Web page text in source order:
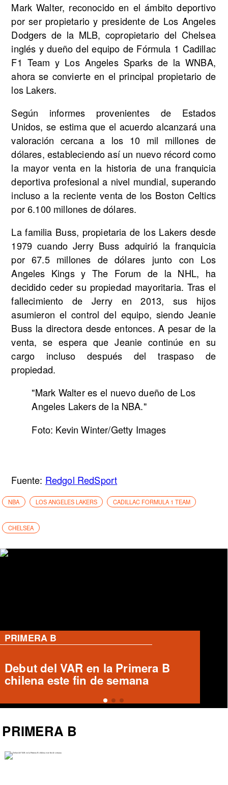
Mark Walter, reconocido en el ámbito deportivo
por ser propietario y presidente de Los Angeles
Dodgers de la MLB, copropietario del Chelsea
inglés y dueño del equipo de Fórmula 1 Cadillac
F1 Team y Los Angeles Sparks de la WNBA,
ahora se convierte en el principal propietario de
los Lakers.
Según informes provenientes de Estados
Unidos, se estima que el acuerdo alcanzará una
valoración cercana a los 10 mil millones de
dólares, estableciendo así un nuevo récord como
la mayor venta en la historia de una franquicia
deportiva profesional a nivel mundial, superando
incluso a la reciente venta de los Boston Celtics
por 6.100 millones de dólares.
La familia Buss, propietaria de los Lakers desde
1979 cuando Jerry Buss adquirió la franquicia
por 67.5 millones de dólares junto con Los
Angeles Kings y The Forum de la NHL, ha
decidido ceder su propiedad mayoritaria. Tras el
fallecimiento de Jerry en 2013, sus hijos
asumieron el control del equipo, siendo Jeanie
Buss la directora desde entonces. A pesar de la
venta, se espera que Jeanie continúe en su
cargo incluso después del traspaso de
propiedad.
"Mark Walter es el nuevo dueño de Los
Angeles Lakers de la NBA."
Foto: Kevin Winter/Getty Images
Fuente: Redgol RedSport
NBA LOS ANGELES LAKERS CADILLAC FORMULA 1 TEAM
CHELSEA
PRIMERA B
Ronald Fuentes habla sobre caso
Enzo Riquelme y Ángelo Araos
PRIMERA B